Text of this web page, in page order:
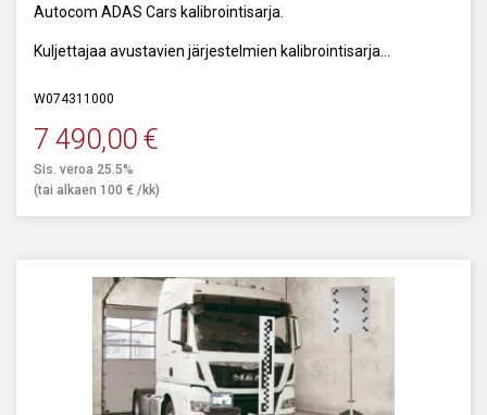
Autocom ADAS Cars kalibrointisarja.
Kuljettajaa avustavien järjestelmien kalibrointisarja
W074311000
7 490,00 €
Sis. veroa 25.5%
(tai alkaen 100 € /kk)